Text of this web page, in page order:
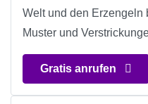
Welt und den Erzengeln
Muster und
Gratis anrufen